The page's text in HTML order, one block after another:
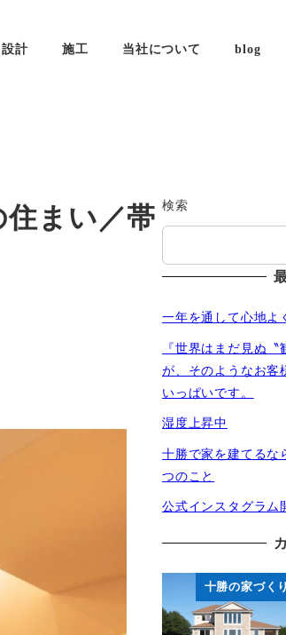
設計 施工 当社について blog
住まい／帯 検索
一年を通して心地よ
『世界はまだ見ぬ
が、そのようなお客
いっぱいです。
湿度上昇中
十勝で家を建てるな
つのこと
公式インスタグラム
十勝の家づくり